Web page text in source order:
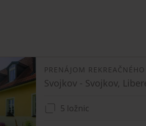
PRENÁJOM
Svojkov - Svojkov,
5 ložnic